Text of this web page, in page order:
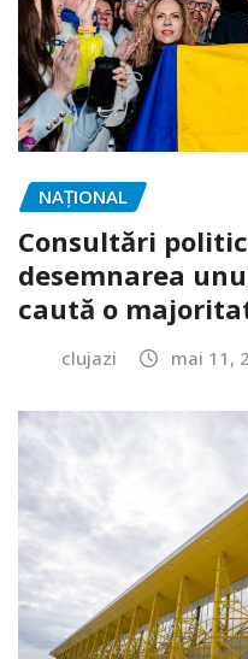
NAŢIONAL
Consultări
desemnarea
caută o
clujazi mai 11,